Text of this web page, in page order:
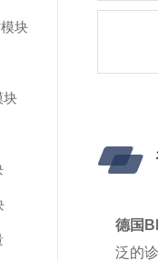
块
块
德国
泛的